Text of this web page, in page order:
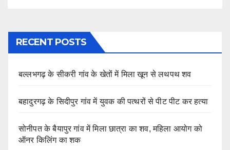
RECENT POSTS
बल्लभगढ़ के सीकरी गांव के खेतों में मिला खून से लथपथ शव
बहादुरगढ़ के सिदीपुर गांव में युवक की पत्थरों से पीट पीट कर हत्या
सोनीपत के बैयापुर गांव में मिला छात्रा का शव, महिला आयोग को
ऑनर किलिंग का शक